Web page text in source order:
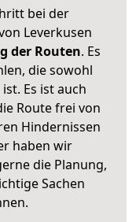
bei der
Leverkusen
der Routen. Es
die sowohl
ist. Es ist auch
Route frei von
Hindernissen
haben wir
die Planung,
Sachen